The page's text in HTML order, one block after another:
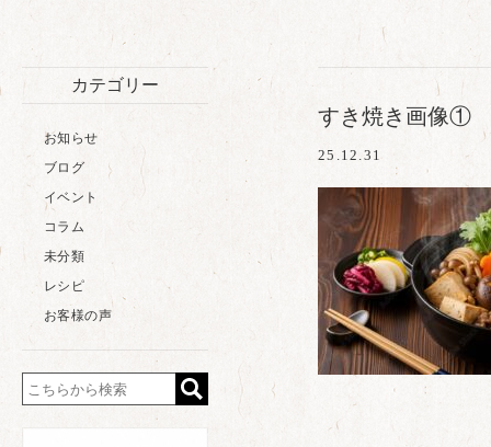
すき焼き画像①
25.12.31
カテゴリー
お知らせ
ブログ
イベント
コラム
未分類
レシピ
お客様の声